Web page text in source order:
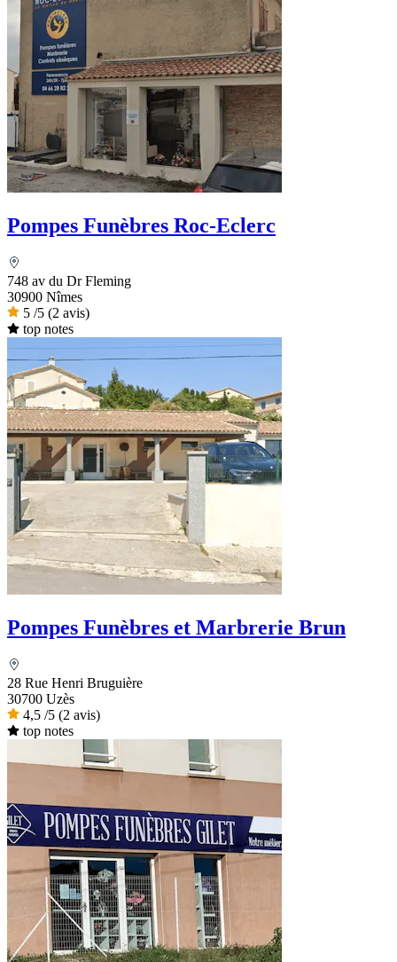
Pompes Funèbres Roc-Eclerc
748 av du Dr Fleming
30900 Nîmes
5 /5 (2 avis)
top notes
Pompes Funèbres et Marbrerie Brun
28 Rue Henri Bruguière
30700 Uzès
4,5 /5 (2 avis)
top notes